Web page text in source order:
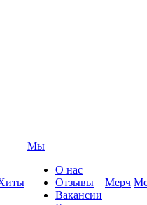
Мы
О нас
Отзывы
Вакансии
Мерч